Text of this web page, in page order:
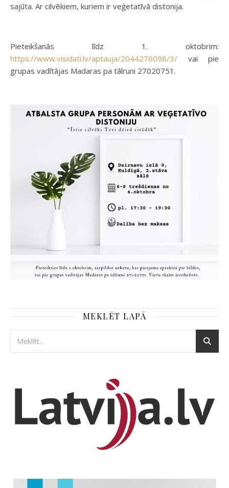
sajūta. Ar cilvēkiem, kuriem ir veģetatīvā distonija.
Pieteikšanās līdz 1. oktobrim:
https://www.visidati.lv/aptauja/2044276098/3/ vai pie
grupas vadītājas Madaras pa tālruni 27020751.
MEKLĒT LAPĀ